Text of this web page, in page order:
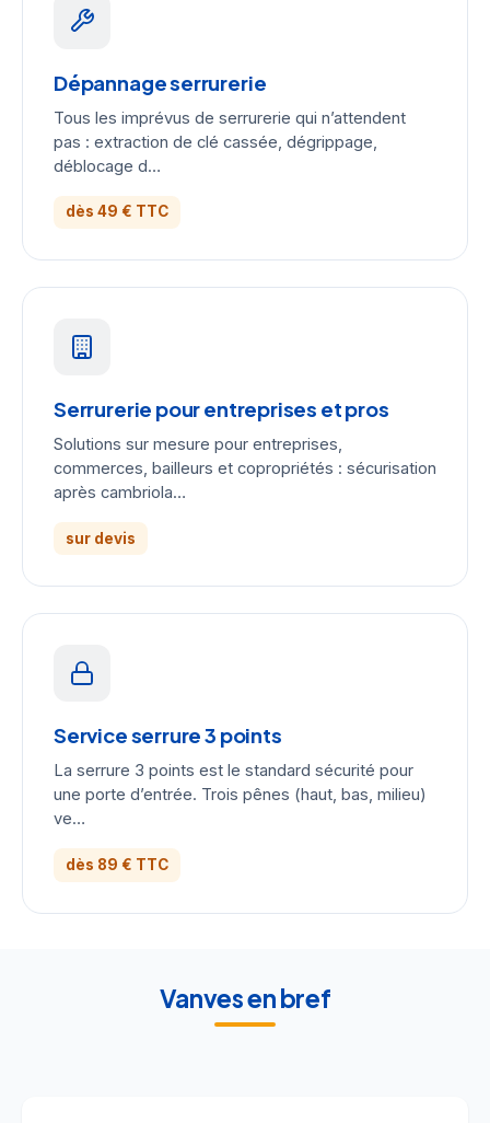
Dépannage serrurerie
Tous les imprévus de serrurerie qui n’attendent
pas : extraction de clé cassée, dégrippage,
déblocage d…
dès 49 € TTC
Serrurerie pour entreprises et pros
Solutions sur mesure pour entreprises,
commerces, bailleurs et copropriétés : sécurisation
après cambriola…
sur devis
Service serrure 3 points
La serrure 3 points est le standard sécurité pour
une porte d’entrée. Trois pênes (haut, bas, milieu)
ve…
dès 89 € TTC
Vanves en bref